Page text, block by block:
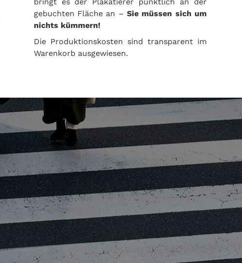
gebuchten Fläche an – Sie müssen sich um
nichts kümmern!
Die Produktionskosten sind transparent im
Warenkorb ausgewiesen.